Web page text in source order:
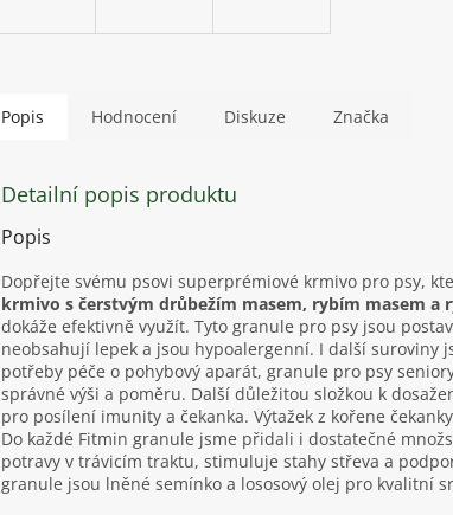
Popis Hodnocení Diskuze Značka
Detailní popis produktu
Popis
Dopřejte svému psovi superprémiové krmivo pro psy,
krmivo s čerstvým drůbežím masem, rybím masem a
dokáže efektivně využít. Tyto granule pro psy jsou
neobsahují lepek a jsou hypoalergenní. I další suroviny
potřeby péče o pohybový aparát, granule pro psy
správné výši a poměru. Další důležitou složkou k
pro posílení imunity a čekanka. Výtažek z kořene
Do každé Fitmin granule jsme přidali i dostatečné
potravy v trávicím traktu, stimuluje stahy střeva a
granule jsou lněné semínko a lososový olej pro kvalitní